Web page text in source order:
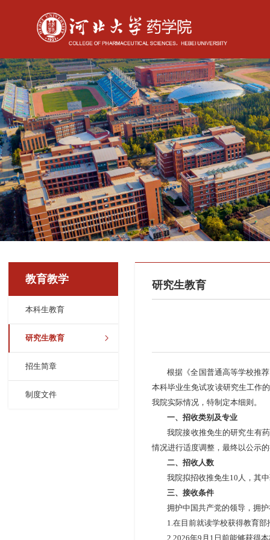
教育教学
本科生教育
研究生教育
招生简章
制度文件
研究生教育
根据《全国普通高等学校推
本科毕业生免试攻读研究生工作
我院实际情况，特制定本细则。
一、招收类别及专业
我院接收推免生的研究生有
情况进行适度调整，最终以公示
二、招收人数
我院拟招收推免生10 人，其
三、接收条件
拥护中国共产党的领导，拥
1.在目前就读学校获得教育